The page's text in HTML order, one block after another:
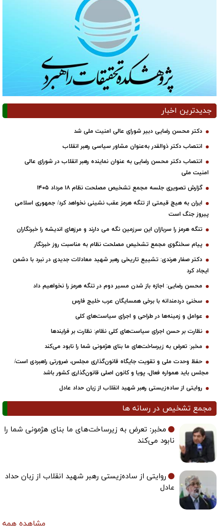
جدیدترین اخبار
دکتر محسن رضایی دبیر شورای عالی امنیت ملی شد
انتصاب دکتر ذوالقدر به‌عنوان مشاور سیاسی رهبر انقلاب
انتصاب دکتر محسن رضایی به عنوان نماینده رهبر انقلاب در شورای عالی
امنیت ملی
گزارش تصویری جلسه مجمع تشخیص مصلحت نظام ۱۸ مرداد ۱۴۰۵
ایران به هیچ قیمتی از تنگه هرمز عقب نشینی نخواهد کرد/ جمهوری اسلامی
پیروز جنگ است
تنگه هرمز را سربازان این سرزمین نگه می دارند و مرزهای اندیشه را خبرنگاران
پیام سخنگوی مجمع تشخیص مصلحت نظام به مناسبت روز خبرنگار
دکتر صفار هرندی: تشییع تاریخی رهبر شهید معادلات جدیدی در نبرد با دشمن
ایجاد کرد
محسن رضایی: اجازه باز شدن مسیر دوم در تنگه هرمز را نخواهیم داد
سخنی دردمندانه با برخی همسایگان عرب خلیج فارس
عوامل و زمینه‌ها در طراحی و اجرای سیاست‌های کلی
نظارت بر حسن اجرای سیاست‌های کلی نظام: نظارت بر فرایندها
مخبر: تعرض به زیرساخت‌های ما بنای هژمونی شما را نابود می‌کند
حفظ وحدت ملی و تقویت جایگاه قانون‌گذاری مجلس، ضرورتی راهبردی است/
مجلس باید همواره فعال، پویا و کانون اصلی قانون‌گذاری کشور باشد
روایتی از ساده‌زیستی رهبر شهید انقلاب از زبان حداد عادل
مجمع تشخیص در رسانه ها
مخبر: تعرض به زیرساخت‌های ما بنای هژمونی شما را
نابود می‌کند
روایتی از ساده‌زیستی رهبر شهید انقلاب از زبان حداد
عادل
مشاهده همه